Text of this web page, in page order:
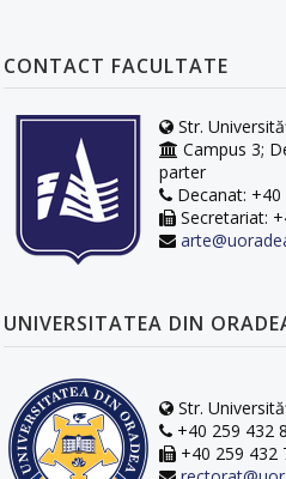
CONTACT FACULTATE
Str.
Campus 3;
parter
Decanat: +40
Secretariat:
UNIVERSITATEA DIN
Str.
+40 259 432
+40 259 432